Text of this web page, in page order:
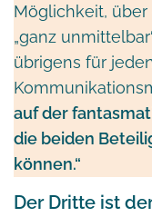
Möglichkeit,
„ganz
übrigens für
auf der
die beiden
können.“
Der Dritte ist